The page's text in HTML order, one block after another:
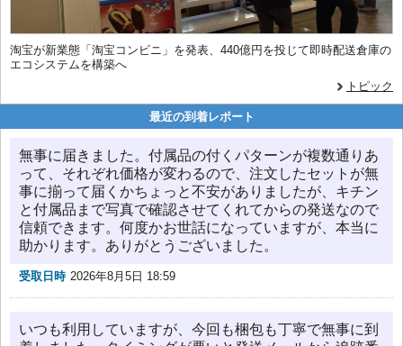
淘宝が新業態「淘宝コンビニ」を発表、440億円を投じて即時配送倉庫の
エコシステムを構築へ
トピック
最近の到着レポート
無事に届きました。付属品の付くパターンが複数通りあ
って、それぞれ価格が変わるので、注文したセットが無
事に揃って届くかちょっと不安がありましたが、キチン
と付属品まで写真で確認させてくれてからの発送なので
信頼できます。何度かお世話になっていますが、本当に
助かります。ありがとうございました。
受取日時 2026年8月5日 18:59
いつも利用していますが、今回も梱包も丁寧で無事に到